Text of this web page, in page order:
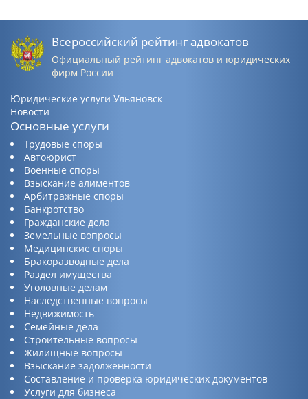
Всероссийский рейтинг адвокатов
Официальный рейтинг адвокатов и юридических
фирм России
Юридические услуги Ульяновск
Новости
Основные услуги
Трудовые споры
Автоюрист
Военные споры
Взыскание алиментов
Арбитражные споры
Банкротство
Гражданские дела
Земельные вопросы
Медицинские споры
Бракоразводные дела
Раздел имущества
Уголовные делам
Наследственные вопросы
Недвижимость
Семейные дела
Строительные вопросы
Жилищные вопросы
Взыскание задолженности
Составление и проверка юридических документов
Услуги для бизнеса